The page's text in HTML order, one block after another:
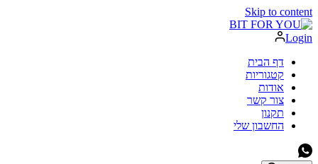
Skip to content
Login
דף הבית
קטגוריות
אודות
צור קשר
תקנון
החשבון שלי